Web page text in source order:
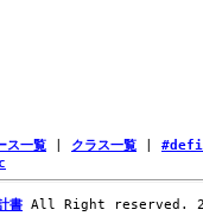
ス一覧 クラス一覧
書 All Right reserved.